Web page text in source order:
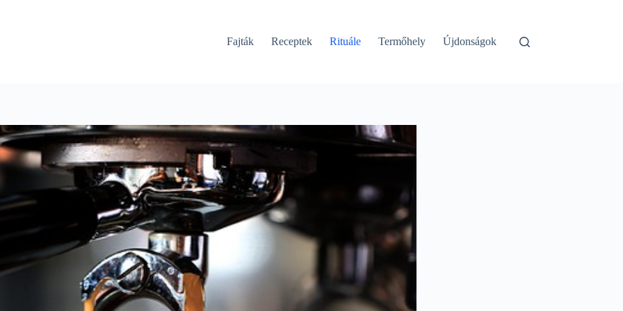
Fajták Receptek Rituále Termőhely Újdonságok